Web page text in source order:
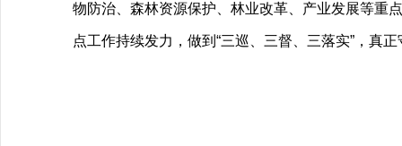
物防治、森林资源保护、林业改革、产业发展等重
点工作持续发力，做到“三巡、三督、三落实”，真